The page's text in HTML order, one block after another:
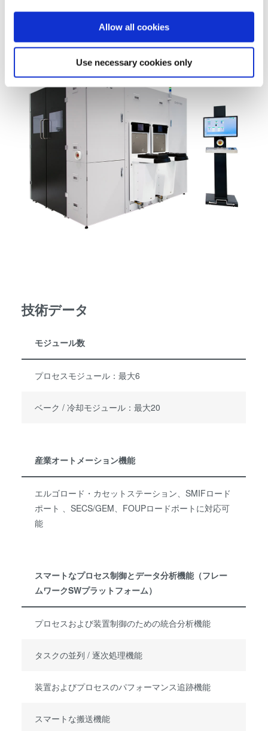
If you allow, we would also like to:
Collect information about your geographical location
Identify your device by actively scanning it for
specific characteristics (fingerprinting)
Find out more about how your personal data is processed
and set your preferences in the
details section.
We use cookies to provide social media features and to
analyse our traffic. We also share information about your
use of our site with our social media, advertising and
analytics partners who may combine it with other
information that you’ve provided to them or that they’ve
collected from your use of their services. You consent to
our cookies if you continue to use our website.
Allow all cookies
Use necessary cookies only
技術データ
モジュール数
プロセスモジュール：最大6
ベーク / 冷却モジュール：最大20
産業オートメーション機能
エルゴロード・カセットステーション、SMIFロード
ポート 、SECS/GEM、FOUPロードポートに対応可
能
スマートなプロセス制御とデータ分析機能（フレー
ムワークSWプラットフォーム）
プロセスおよび装置制御のための統合分析機能
タスクの並列 / 逐次処理機能
装置およびプロセスのパフォーマンス追跡機能
スマートな搬送機能